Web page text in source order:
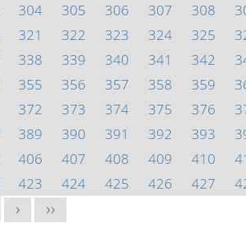
304 305 306 307 308
321 322 323 324 325
338 339 340 341 342
355 356 357 358 359
372 373 374 375 376
389 390 391 392 393
406 407 408 409 410
423 424 425 426 427
> >>